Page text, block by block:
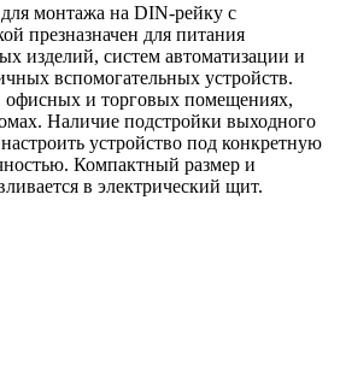
монтажа на DIN-рейку с
презназначен для питания
изделий, систем автоматизации и
вспомогательных устройств.
и торговых помещениях,
Наличие подстройки выходного
устройство под конкретную
Компактный размер и
в электрический щит.